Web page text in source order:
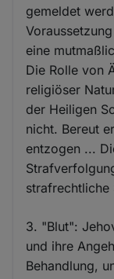
gemeldet
eine
Die Rolle von
religiöser
der Heiligen
nicht. Bereut
entzogen ...
strafrechtliche
3. "Blut":
und ihre
Behandlung,